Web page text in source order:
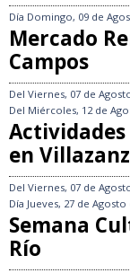
Día Domingo, 09 de
Mercado
Campos
Del Viernes, 07 de
Del Miércoles, 12 de
en
Del Viernes, 07 de
Día Jueves, 27 de Agosto
Semana
Río